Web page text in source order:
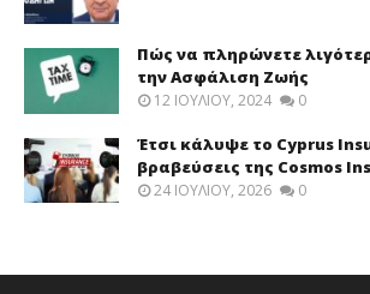
Πώς να πληρώνετε
την Ασφάλιση Ζωής
12 ΙΟΥΛΊΟΥ, 2024 0
Έτσι κάλυψε το Cyprus
βραβεύσεις της Cosmos
24 ΙΟΥΛΊΟΥ, 2026 0